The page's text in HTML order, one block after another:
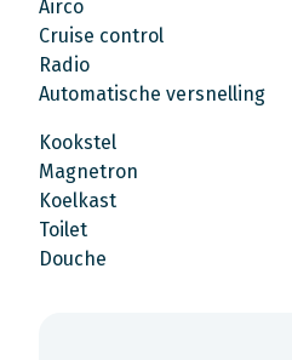
Airco
Cruise control
Radio
Automatische versnelling
Kookstel
Magnetron
Koelkast
Toilet
Douche